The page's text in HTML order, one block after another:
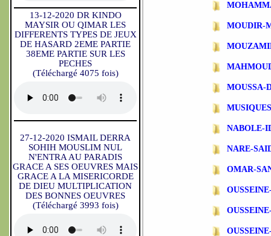
13-12-2020 DR KINDO
MAYSIR OU QIMAR LES
DIFFERENTS TYPES DE JEUX
DE HASARD 2EME PARTIE
38EME PARTIE SUR LES
PECHES
(Téléchargé 4075 fois)
27-12-2020 ISMAIL DERRA
SOHIH MOUSLIM NUL
N'ENTRA AU PARADIS
GRACE A SES OEUVRES MAIS
GRACE A LA MISERICORDE
DE DIEU MULTIPLICATION
DES BONNES OEUVRES
(Téléchargé 3993 fois)
MOUDIR-
MOUSSA-
NABOLE-
NARE-
OMAR-